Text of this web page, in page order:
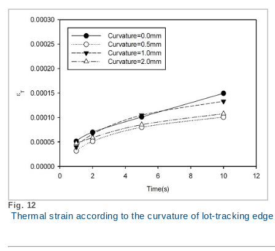
Fig. 12
Thermal strain according to the curvature of lot-tracking edge